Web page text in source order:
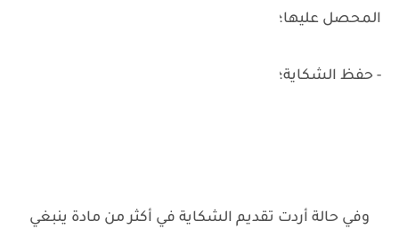
المحصل عليها؛
- حفظ الشكاية؛
وفي حالة أردت تقديم الشكاية في أكثر من مادة ينبغي